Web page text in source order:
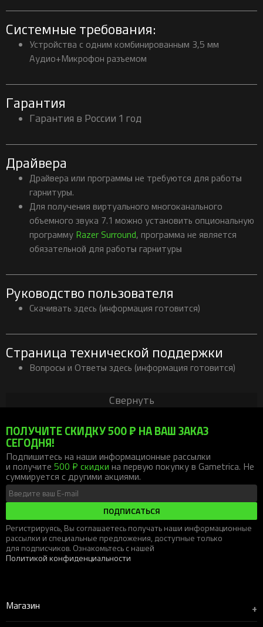
Системные требования:
Устройства с одним комбинированным 3,5 мм
Аудио+Микрофон разъемом
Гарантия
Гарантия в России 1 год
Драйвера
Драйвера или программы не требуются для работы
гарнитуры.
Для получения виртуального многоканального
объемного звука 7.1 можно установить опциональную
программу Razer Surround, программа не является
обязательной для работы гарнитуры
Руководство пользователя
Скачивать здесь (информация готовится)
Страница технической поддержки
Вопросы и Ответы здесь (информация готовится)
Свернуть
ПОЛУЧИТЕ СКИДКУ 500 ₽ НА ВАШ ЗАКАЗ
СЕГОДНЯ!
Подпишитесь на наши информационные рассылки
и получите 500 ₽ скидки на первую покупку в Gametrica. Не
суммируется с другими акциями.
ПОДПИСАТЬСЯ
Регистрируясь, Вы соглашаетесь получать наши информационные
рассылки и специальные предложения, доступные только
для подписчиков. Ознакомьтесь с нашей
Политикой конфиденциальности
Магазин +